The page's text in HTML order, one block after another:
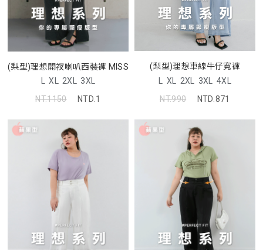
(梨型)理想開衩喇叭西裝褲 MISS
L XL 2XL 3XL
NT.1150
NTD.1
(梨型)理想車線牛仔寬褲
L XL 2XL 3XL 4XL
NT.990
NTD.871